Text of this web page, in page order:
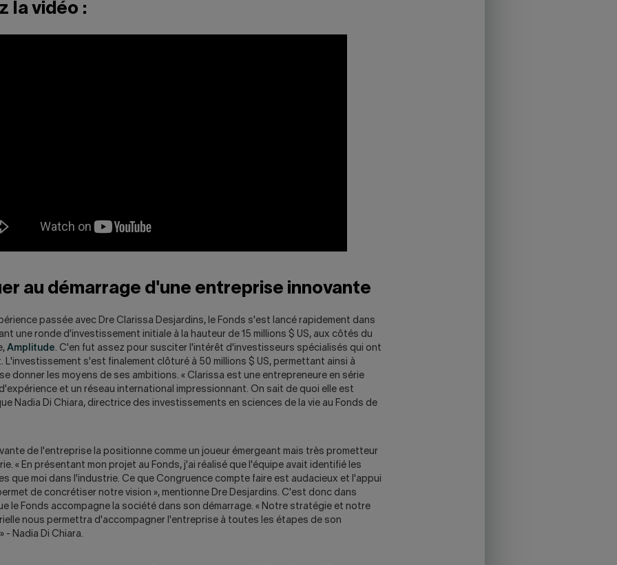
la vidéo :
au démarrage d'une entreprise innovante
passée avec Dre Clarissa Desjardins, le Fonds s'est lancé rapidement dans
une ronde d'investissement initiale à la hauteur de 15 millions $ US, aux côtés du
Amplitude. C'en fut assez pour susciter l'intérêt d'investisseurs spécialisés qui ont
L'investissement s'est finalement clôturé à 50 millions $ US, permettant ainsi à
donner les moyens de ses ambitions. « Clarissa est une entrepreneure en série
et un réseau international impressionnant. On sait de quoi elle est
Nadia Di Chiara, directrice des investissements en sciences de la vie au Fonds de
de l'entreprise la positionne comme un joueur émergeant mais très prometteur
« En présentant mon projet au Fonds, j'ai réalisé que l'équipe avait identifié les
que moi dans l'industrie. Ce que Congruence compte faire est audacieux et l'appui
de concrétiser notre vision », mentionne Dre Desjardins. C'est donc dans
le Fonds accompagne la société dans son démarrage. « Notre stratégie et notre
nous permettra d'accompagner l'entreprise à toutes les étapes de son
- Nadia Di Chiara.